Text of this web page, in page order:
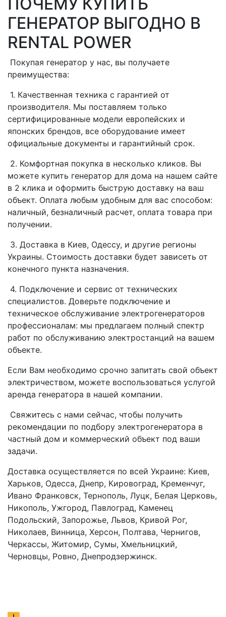
ПОЧЕМУ КУПИТЬ
ГЕНЕРАТОР ВЫГОДНО В
RENTAL POWER
Покупая генератор у нас, вы получаете
преимущества:
1. Качественная техника с гарантией от
производителя. Мы поставляем только
сертифицированные модели европейских и
японских брендов, все оборудование имеет
официальные документы и гарантийный срок.
2. Комфортная покупка в несколько кликов. Вы
можете купить генератор для дома на нашем сайте
в 2 клика и оформить быструю доставку на ваш
объект. Оплата любым удобным для вас способом:
наличный, безналичный расчет, оплата товара при
получении.
3. Доставка в Киев, Одессу, и другие регионы
Украины. Стоимость доставки будет зависеть от
конечного пункта назначения.
4. Подключение и сервис от технических
специалистов. Доверьте подключение и
техническое обслуживание электрогенераторов
профессионалам: мы предлагаем полный спектр
работ по обслуживанию электростанций на вашем
объекте.
Если Вам необходимо срочно запитать свой объект
электричеством, можете воспользоваться услугой
аренда генератора в нашей компании.
Свяжитесь с нами сейчас, чтобы получить
рекомендации по подбору электрогенератора в
частный дом и коммерческий объект под ваши
задачи.
Доставка осуществляется по всей Украине: Киев,
Харьков, Одесса, Днепр, Кировоград, Кременчуг,
Ивано Франковск, Тернополь, Луцк, Белая Церковь,
Никополь, Ужгород, Павлоград, Каменец
Подольский, Запорожье, Львов, Кривой Рог,
Николаев, Винница, Херсон, Полтава, Чернигов,
Черкассы, Житомир, Сумы, Хмельницкий,
Черновцы, Ровно, Днепродзержинск.